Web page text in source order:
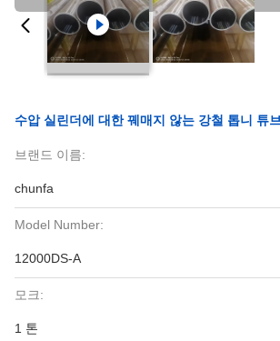
수압 실린더에 대한 꿰매지 않는 강철 톱니 튜
브랜드 이름:
chunfa
Model Number:
12000DS-A
모크:
1 톤